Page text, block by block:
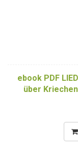
ebook PDF
über